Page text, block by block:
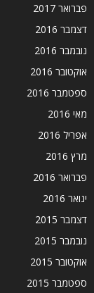
פברואר 2017
דצמבר 2016
נובמבר 2016
אוקטובר 2016
ספטמבר 2016
מאי 2016
אפריל 2016
מרץ 2016
פברואר 2016
ינואר 2016
דצמבר 2015
נובמבר 2015
אוקטובר 2015
ספטמבר 2015